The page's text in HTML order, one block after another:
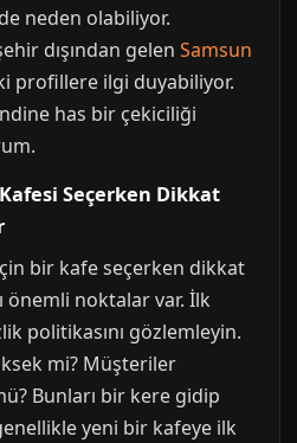
neden olabiliyor.
dışından gelen Samsun
profillere ilgi duyabiliyor.
has bir çekiciliği
Seçerken Dikkat
bir kafe seçerken dikkat
önemli noktalar var. İlk
politikasını gözlemleyin.
mi? Müşteriler
Bunları bir kere gidip
yeni bir kafeye ilk